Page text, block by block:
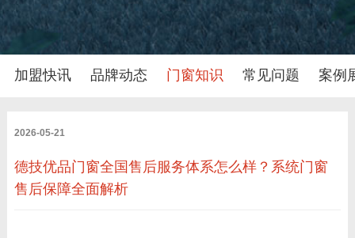
加盟快讯 品牌动态 门窗知识 常见问题 案例
2026-05-21
德技优品门窗全国售后服务体系怎么样？系统门窗
售后保障全面解析